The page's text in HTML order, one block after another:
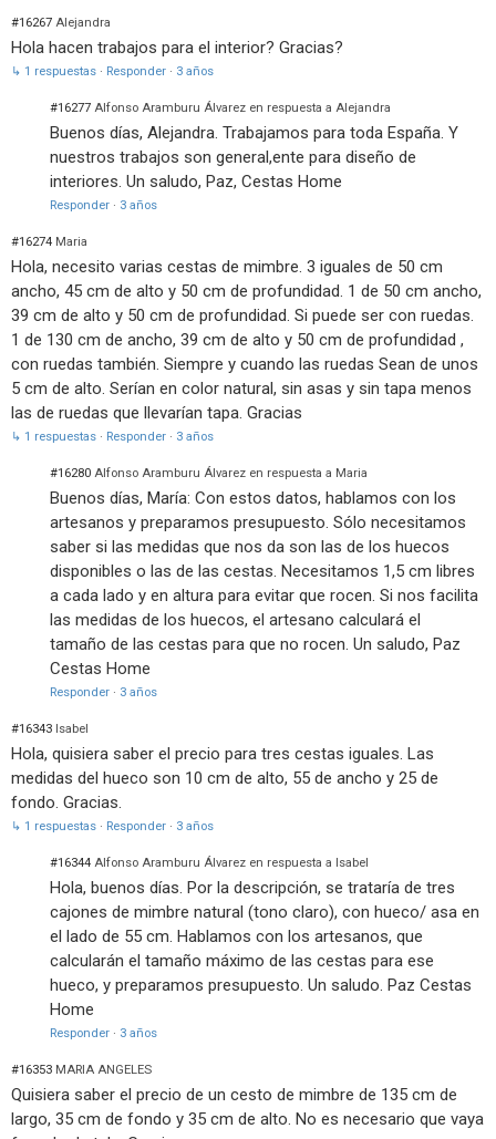
#16267 Alejandra
Hola hacen trabajos para el interior? Gracias?
↳ 1 respuestas · Responder · 3 años
#16277 Alfonso Aramburu Álvarez en respuesta a Alejandra
Buenos días, Alejandra. Trabajamos para toda España. Y
nuestros trabajos son general,ente para diseño de
interiores. Un saludo, Paz, Cestas Home
Responder · 3 años
#16274 Maria
Hola, necesito varias cestas de mimbre. 3 iguales de 50 cm
ancho, 45 cm de alto y 50 cm de profundidad. 1 de 50 cm ancho,
39 cm de alto y 50 cm de profundidad. Si puede ser con ruedas.
1 de 130 cm de ancho, 39 cm de alto y 50 cm de profundidad ,
con ruedas también. Siempre y cuando las ruedas Sean de unos
5 cm de alto. Serían en color natural, sin asas y sin tapa menos
las de ruedas que llevarían tapa. Gracias
↳ 1 respuestas · Responder · 3 años
#16280 Alfonso Aramburu Álvarez en respuesta a Maria
Buenos días, María: Con estos datos, hablamos con los
artesanos y preparamos presupuesto. Sólo necesitamos
saber si las medidas que nos da son las de los huecos
disponibles o las de las cestas. Necesitamos 1,5 cm libres
a cada lado y en altura para evitar que rocen. Si nos facilita
las medidas de los huecos, el artesano calculará el
tamaño de las cestas para que no rocen. Un saludo, Paz
Cestas Home
Responder · 3 años
#16343 Isabel
Hola, quisiera saber el precio para tres cestas iguales. Las
medidas del hueco son 10 cm de alto, 55 de ancho y 25 de
fondo. Gracias.
↳ 1 respuestas · Responder · 3 años
#16344 Alfonso Aramburu Álvarez en respuesta a Isabel
Hola, buenos días. Por la descripción, se trataría de tres
cajones de mimbre natural (tono claro), con hueco/ asa en
el lado de 55 cm. Hablamos con los artesanos, que
calcularán el tamaño máximo de las cestas para ese
hueco, y preparamos presupuesto. Un saludo. Paz Cestas
Home
Responder · 3 años
#16353 MARIA ANGELES
Quisiera saber el precio de un cesto de mimbre de 135 cm de
largo, 35 cm de fondo y 35 cm de alto. No es necesario que vaya